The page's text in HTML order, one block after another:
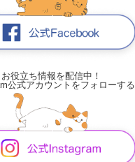
お役立ち情報を配信中！
公式アカウントをフォローする